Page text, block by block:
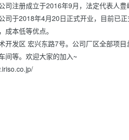
司注册成立于2016年9月，法定代表人
司于2018年4月20日正式开业，目前已
本低等优点。
开发区 宏兴东路7号。公司厂区全部项
间等。欢迎大家的加入~